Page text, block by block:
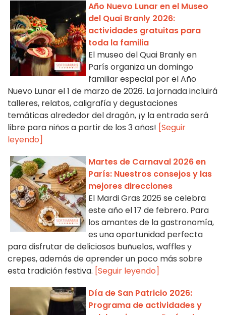
Año Nuevo Lunar en el Museo
del Quai Branly 2026:
actividades gratuitas para
toda la familia
El museo del Quai Branly en
París organiza un domingo
familiar especial por el Año
Nuevo Lunar el 1 de marzo de 2026. La jornada incluirá
talleres, relatos, caligrafía y degustaciones
temáticas alrededor del dragón, ¡y la entrada será
libre para niños a partir de los 3 años! [Seguir
leyendo]
Martes de Carnaval 2026 en
París: Nuestros consejos y las
mejores direcciones
El Mardi Gras 2026 se celebra
este año el 17 de febrero. Para
los amantes de la gastronomía,
es una oportunidad perfecta
para disfrutar de deliciosos buñuelos, waffles y
crepes, además de aprender un poco más sobre
esta tradición festiva. [Seguir leyendo]
Día de San Patricio 2026:
Programa de actividades y